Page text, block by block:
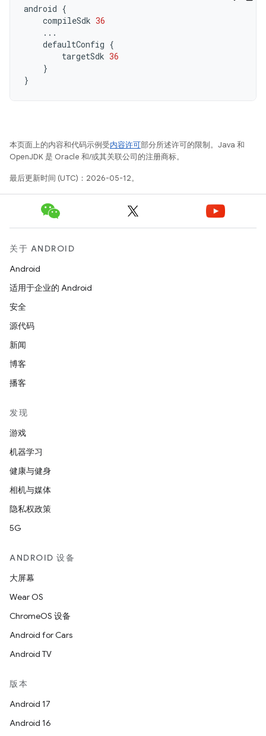
android {
compileSdk 36
...
defaultConfig {
targetSdk 36
}
}
本页面上的内容和代码示例受内容许可部分所述许可的限制。Java 和
OpenJDK 是 Oracle 和/或其关联公司的注册商标。
最后更新时间 (UTC)：2026-05-12。
关于 ANDROID
Android
适用于企业的 Android
安全
源代码
新闻
博客
播客
发现
游戏
机器学习
健康与健身
相机与媒体
隐私权政策
5G
ANDROID 设备
大屏幕
Wear OS
ChromeOS 设备
Android for Cars
Android TV
版本
Android 17
Android 16